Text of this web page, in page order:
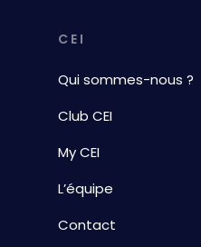
CEI
Qui sommes-nous ?
Club CEI
My CEI
L’équipe
Contact